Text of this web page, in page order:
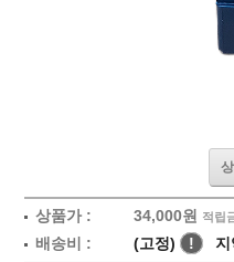
상품가 : 34,000원 적립
배송비 : (고정) ! 지